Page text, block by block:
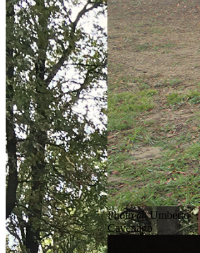
Photo @ Umberto
Cavenago